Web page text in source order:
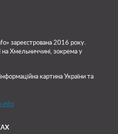
зареєстрована 2016 року.
на Хмельниччині, зокрема у
картина України та